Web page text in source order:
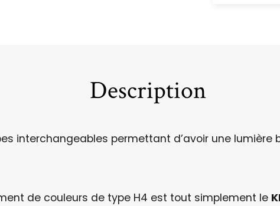
Description
interchangeables permettant d’avoir une
de couleurs de type H4 est tout simplement le